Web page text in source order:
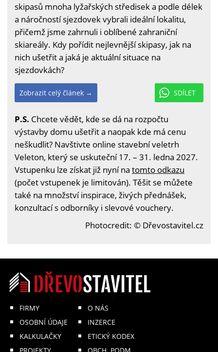
skipasů mnoha lyžařských středisek a podle délek
a náročností sjezdovek vybrali ideální lokalitu,
přičemž jsme zahrnuli i oblíbené zahraniční
skiareály. Kdy pořídit nejlevnější skipasy, jak na
nich ušetřit a jaká je aktuální situace na
sjezdovkách?
SDÍLET
Zobrazit celý článek →
P.S. Chcete vědět, kde se dá na rozpočtu
výstavby domu ušetřit a naopak kde má cenu
neškudlit? Navštivte online stavební veletrh
Veleton, který se uskuteční 17. – 31. ledna 2027.
Vstupenku lze získat již nyní na tomto odkazu
(počet vstupenek je limitován). Těšit se můžete
také na množství inspirace, živých přednášek,
konzultací s odborníky i slevové vouchery.
Photocredit: © Dřevostavitel.cz
FIRMY
OSOBNÍ ÚDAJE
KALKULAČKY
PROJEKTY
O NÁS
INZERCE
ETICKÝ KODEX
OBCH. PODM.